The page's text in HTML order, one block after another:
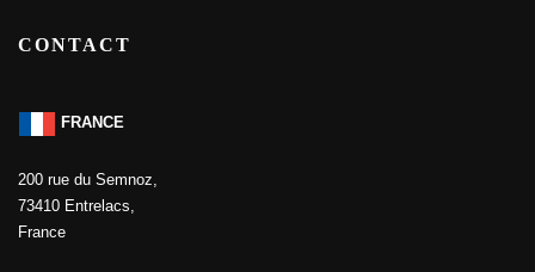
CONTACT
FRANCE
200 rue du Semnoz,
73410 Entrelacs,
France